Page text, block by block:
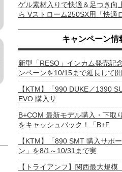
ゲル素材入りで快適＆足つき向
ら Vストローム250SX用「快適
キャンペーン情
新型「RESO」インカム発売記
ンペーンを10/15まで延長して開
【KTM】「990 DUKE／1390
EVO 購入サ
B+COM 最新モデル購入・下取
をキャッシュバック！「B+F
【KTM】「890 SMT 購入サポ
ン」を8/1～10/31まで実
【トライアンフ】関西最大規模